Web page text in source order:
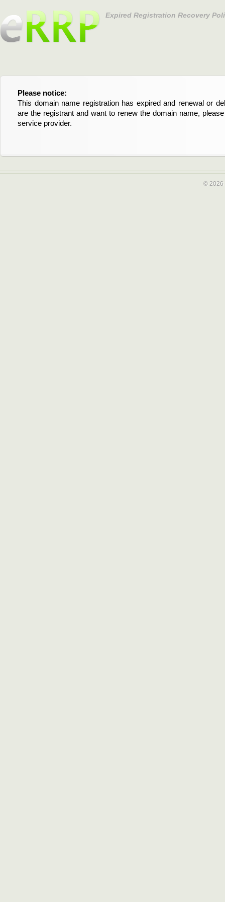
Expired Registration Recovery
Please notice:
This domain name registration has expired and renewal or
are the registrant and want to renew the domain name,
service provider.
Bitte beachten Sie:
Diese Domainregistrierung ist abgelaufen und die
Domain stehen an. Wenn Sie der Registrant sind und
verlängern möchten, kontaktieren Sie bitte Ihren Service-
© 2026